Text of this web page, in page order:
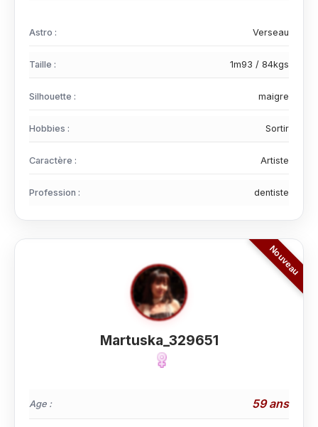
Astro : Verseau
Taille : 1m93 / 84kgs
Silhouette : maigre
Hobbies : Sortir
Caractère : Artiste
Profession : dentiste
Martuska_329651
Age : 59 ans